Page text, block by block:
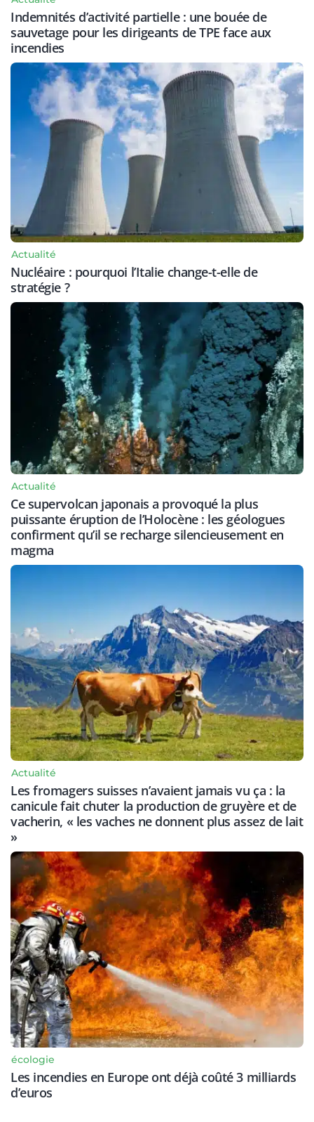
Indemnités d’activité partielle : une bouée de
sauvetage pour les dirigeants de TPE face aux
incendies
Actualité
Nucléaire : pourquoi l’Italie change-t-elle de
stratégie ?
Actualité
Ce supervolcan japonais a provoqué la plus
puissante éruption de l’Holocène : les géologues
confirment qu’il se recharge silencieusement en
magma
Actualité
Les fromagers suisses n’avaient jamais vu ça : la
canicule fait chuter la production de gruyère et de
vacherin, « les vaches ne donnent plus assez de lait
»
écologie
Les incendies en Europe ont déjà coûté 3 milliards
d’euros